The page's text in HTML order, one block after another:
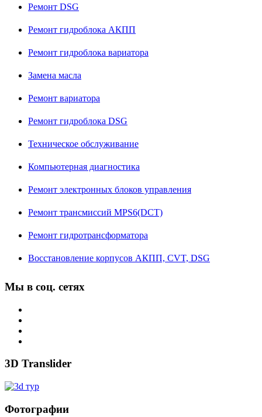
Ремонт DSG
Ремонт гидроблока АКПП
Ремонт гидроблока вариатора
Замена масла
Ремонт вариатора
Ремонт гидроблока DSG
Техническое обслуживание
Компьютерная диагностика
Ремонт электронных блоков управления
Ремонт трансмиссий MPS6(DCT)
Ремонт гидротрансформатора
Восстановление корпусов АКПП, CVT, DSG
Мы в соц. сетях
3D Translider
Фотографии